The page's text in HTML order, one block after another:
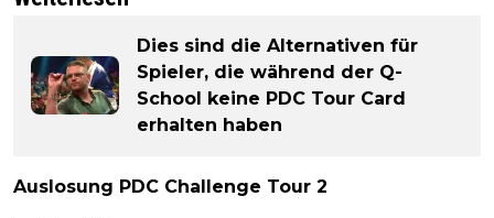
Dies sind die Alternativen für
Spieler, die während der Q-
School keine PDC Tour Card
erhalten haben
Auslosung PDC Challenge Tour 2